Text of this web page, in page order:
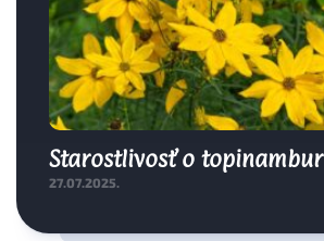
Starostlivosť o topinambur
27.07.2025.